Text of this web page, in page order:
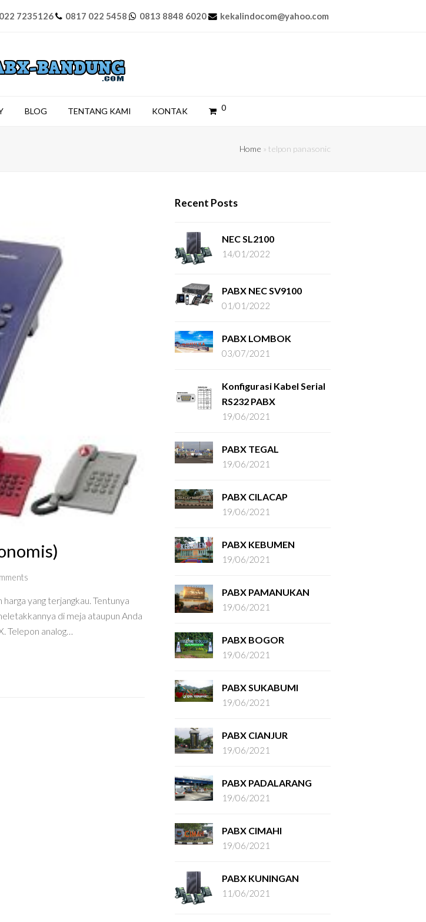
022 7235126 0817 022 5458 0813 8848 6020 kekalindocom@yahoo.com
BLOG TENTANG KAMI KONTAK 0
Home » telpon panasonic
yang terjangkau. Tentunya
di meja ataupun Anda
Telepon analog…
Recent Posts
NEC SL2100
14/01/2022
PABX NEC SV9100
01/01/2022
PABX LOMBOK
03/07/2021
Konfigurasi Kabel Serial
RS232 PABX
19/06/2021
PABX TEGAL
19/06/2021
PABX CILACAP
19/06/2021
PABX KEBUMEN
19/06/2021
PABX PAMANUKAN
19/06/2021
PABX BOGOR
19/06/2021
PABX SUKABUMI
19/06/2021
PABX CIANJUR
19/06/2021
PABX PADALARANG
19/06/2021
PABX CIMAHI
19/06/2021
PABX KUNINGAN
11/06/2021